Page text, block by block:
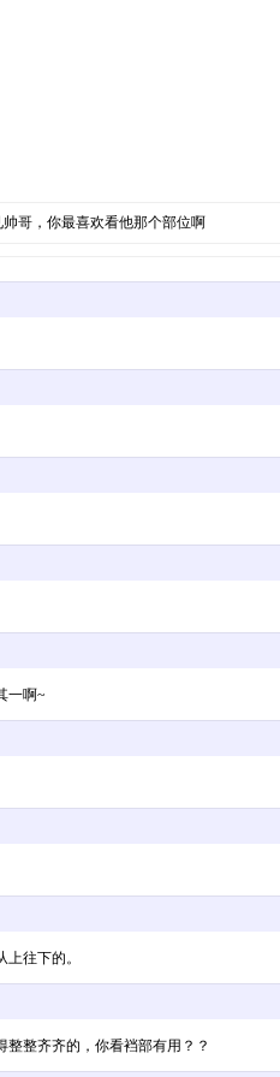
哥，你最喜欢看他那个部位啊
一啊~
往下的。
整齐齐的，你看裆部有用？？